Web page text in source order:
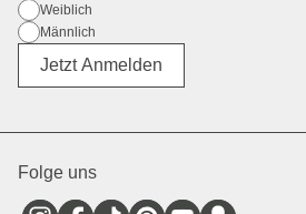
Geschlecht
Weiblich
Männlich
Divers
Jetzt Anmelden
Folge uns